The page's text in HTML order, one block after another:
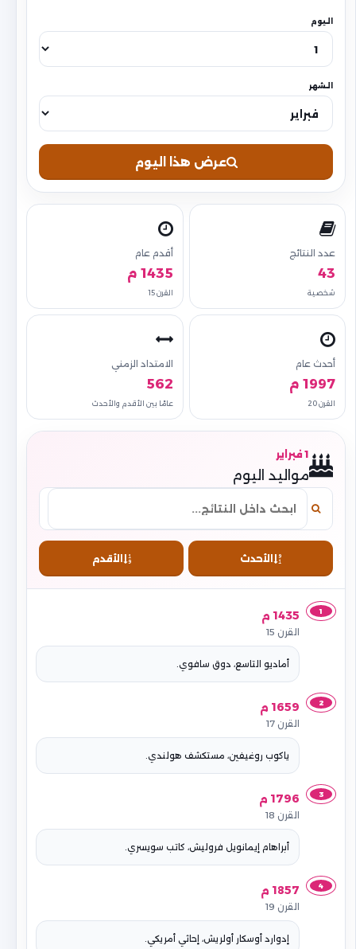
اليوم
الشهر
عرض هذا اليوم
عدد النتائج
43
شخصية
أقدم عام
1435 م
القرن 15
أحدث عام
1997 م
القرن 20
الامتداد الزمني
562
عامًا بين الأقدم والأحدث
1 فبراير
مواليد اليوم
الأحدث الأقدم
1 1435 م
القرن 15
أماديو التاسع، دوق سافوي.
2 1659 م
القرن 17
ياكوب روغيفين، مستكشف هولندي.
3 1796 م
القرن 18
أبراهام إيمانويل فروليش، كاتب سويسري.
4 1857 م
القرن 19
إدوارد أوسكار أولريش، إحاثي أمريكي.